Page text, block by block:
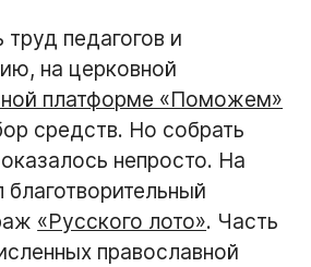
педагогов и
на церковной
платформе «Поможем»
средств. Но собрать
непросто. На
«Русского лото». Часть
православной